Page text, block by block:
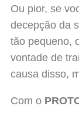
Ou pior, se
decepção da
tão pequeno,
vontade de
causa disso,
Com o